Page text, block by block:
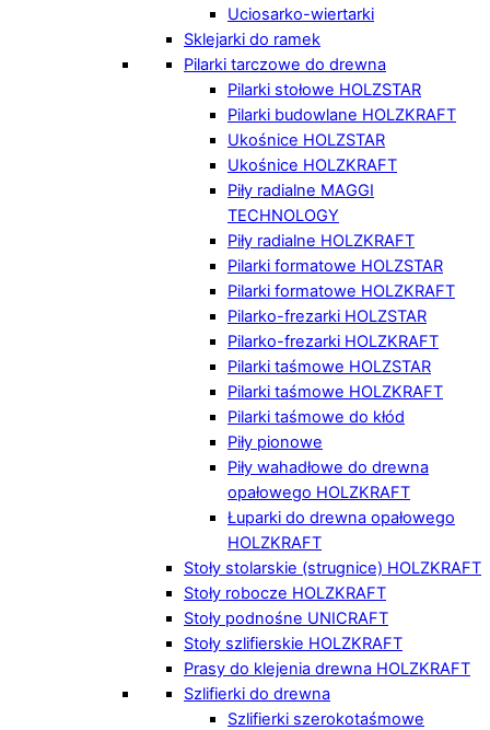
Uciosarko-wiertarki
Sklejarki do ramek
Pilarki tarczowe do drewna
Pilarki stołowe HOLZSTAR
Pilarki budowlane HOLZKRAFT
Ukośnice HOLZSTAR
Ukośnice HOLZKRAFT
Piły radialne MAGGI
TECHNOLOGY
Piły radialne HOLZKRAFT
Pilarki formatowe HOLZSTAR
Pilarki formatowe HOLZKRAFT
Pilarko-frezarki HOLZSTAR
Pilarko-frezarki HOLZKRAFT
Pilarki taśmowe HOLZSTAR
Pilarki taśmowe HOLZKRAFT
Pilarki taśmowe do kłód
Piły pionowe
Piły wahadłowe do drewna
opałowego HOLZKRAFT
Łuparki do drewna opałowego
HOLZKRAFT
Stoły stolarskie (strugnice) HOLZKRAFT
Stoły robocze HOLZKRAFT
Stoły podnośne UNICRAFT
Stoły szlifierskie HOLZKRAFT
Prasy do klejenia drewna HOLZKRAFT
Szlifierki do drewna
Szlifierki szerokotaśmowe